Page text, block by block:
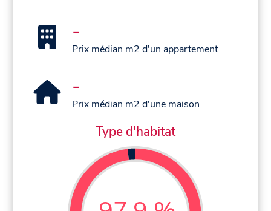
-
Prix médian m2 d'un appartement
-
Prix médian m2 d'une maison
Type d'habitat